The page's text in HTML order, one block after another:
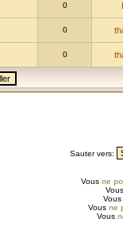
0
0
0
Sauter vers:
Vous ne
Vous
Vous
Vous ne
Vous